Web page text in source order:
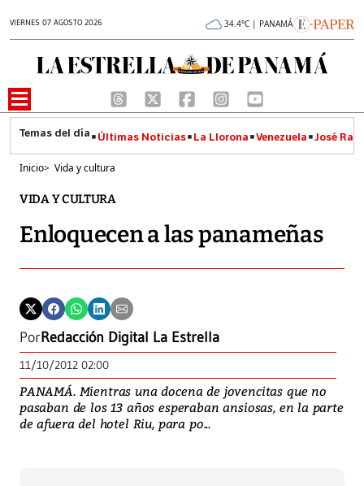
VIERNES 07 AGOSTO 2026 34.4°C | PANAMÁ
Últimas Noticias La Llorona Venezuela José
Inicio> Vida y cultura
VIDA Y CULTURA
Enloquecen a las panameñas
PorRedacción Digital La Estrella
11/10/2012 02:00
PANAMÁ. Mientras una docena de jovencitas que no
pasaban de los 13 años esperaban ansiosas, en la parte
de afuera del hotel Riu, para po...